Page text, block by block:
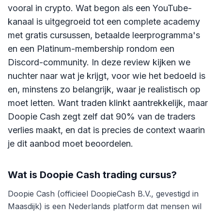
vooral in crypto. Wat begon als een YouTube-
kanaal is uitgegroeid tot een complete academy
met gratis cursussen, betaalde leerprogramma's
en een Platinum-membership rondom een
Discord-community. In deze review kijken we
nuchter naar wat je krijgt, voor wie het bedoeld is
en, minstens zo belangrijk, waar je realistisch op
moet letten. Want traden klinkt aantrekkelijk, maar
Doopie Cash zegt zelf dat 90% van de traders
verlies maakt, en dat is precies de context waarin
je dit aanbod moet beoordelen.
Wat is Doopie Cash trading cursus?
Doopie Cash (officieel DoopieCash B.V., gevestigd in
Maasdijk) is een Nederlands platform dat mensen wil